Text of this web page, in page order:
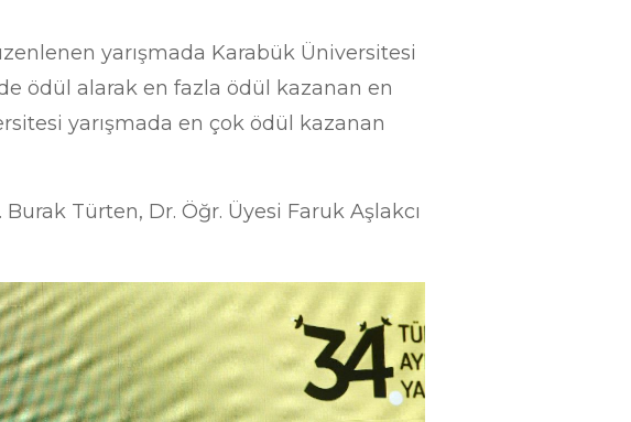
yarışmada Karabük Üniversitesi
ödül alarak en fazla ödül kazanan en
yarışmada en çok ödül kazanan
Türten, Dr. Öğr. Üyesi Faruk Aşlakcı